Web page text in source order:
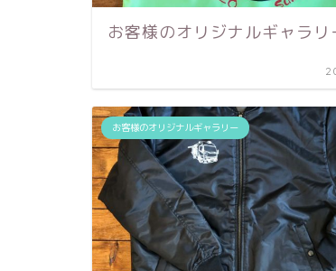
お客様のオリジナルギャラ
お客様のオリジナルギャラリー